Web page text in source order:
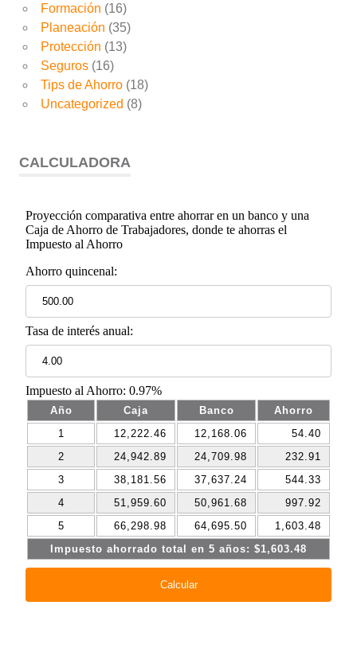
Formación (16)
Planeación (35)
Protección (13)
Seguros(16)
Tips de Ahorro(18)
Uncategorized (8)
CALCULADORA